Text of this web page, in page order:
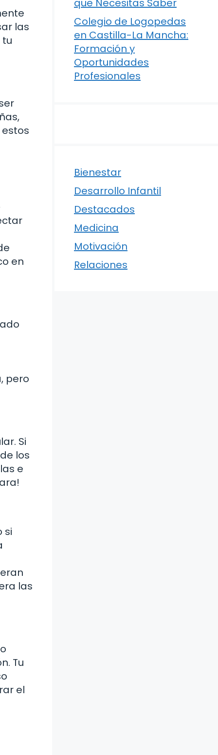
las
en
pero
Si
los
e
si
las
Tu
el
que Necesitas Saber
Colegio de Logopedas
en Castilla-La Mancha:
Formación y
Oportunidades
Profesionales
Bienestar
Desarrollo Infantil
Destacados
Medicina
Motivación
Relaciones